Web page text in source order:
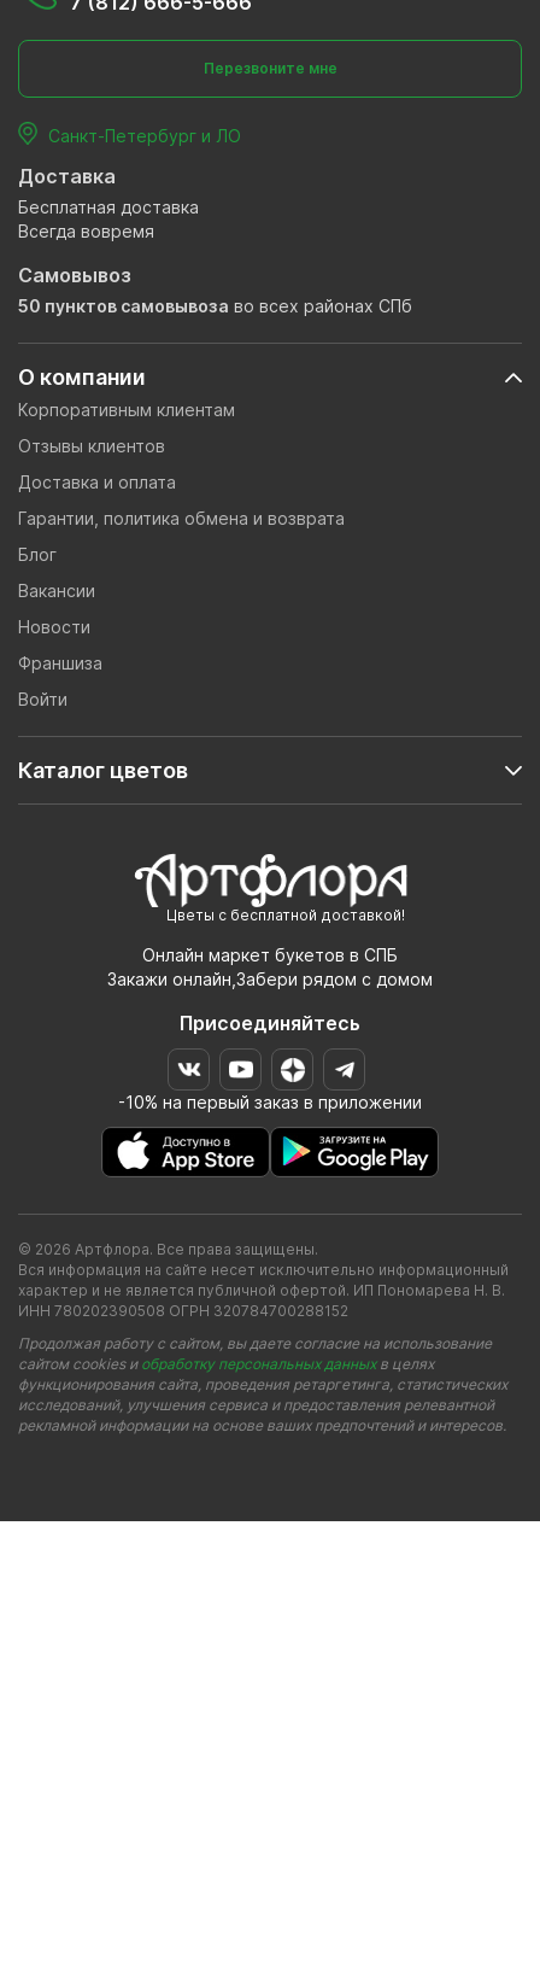
Цветы с бесплатной доставкой!
Онлайн маркет букетов в СПБ
Закажи онлайн,Забери рядом с домом
Присоединяйтесь
-10% на первый заказ в приложении
О компании
Корпоративным клиентам
Отзывы клиентов
Доставка и оплата
Гарантии, политика обмена и возврата
Блог
Вакансии
Новости
Франшиза
Войти
Каталог цветов
Перезвоните мне
Санкт-Петербург и ЛО
Доставка
Бесплатная доставка
Всегда вовремя
Самовывоз
50 пунктов самовывоза во всех районах СПб
© 2026 Артфлора. Все права защищены.
Вся информация на сайте несет исключительно информационный
характер и не является публичной офертой. ИП Пономарева Н. В.
ИНН 780202390508 ОГРН 320784700288152
Продолжая работу с сайтом, вы даете согласие на использование
сайтом cookies и обработку персональных данныхв целях
функционирования сайта, проведения ретаргетинга, статистических
исследований, улучшения сервиса и предоставления релевантной
рекламной информации на основе ваших предпочтений и интересов.